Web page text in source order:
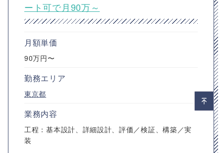
ート可で月90万～
月額単価
90万円〜
勤務エリア
東京都
業務内容
工程：基本設計、詳細設計、評価／検証、構築／実
装